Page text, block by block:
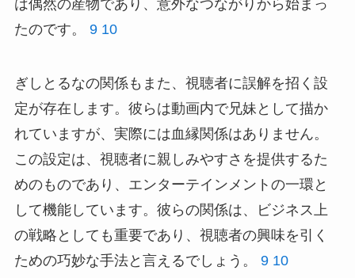
は偶然の産物であり、意外なつながりから始まっ
たのです。 9 10
ぎしとるなの関係もまた、視聴者に誤解を招く設
定が存在します。彼らは動画内で兄妹として描か
れていますが、実際には血縁関係はありません。
この設定は、視聴者に親しみやすさを提供するた
めのものであり、エンターテインメントの一環と
して機能しています。彼らの関係は、ビジネス上
の戦略としても重要であり、視聴者の興味を引く
ための巧妙な手法と言えるでしょう。 9 10